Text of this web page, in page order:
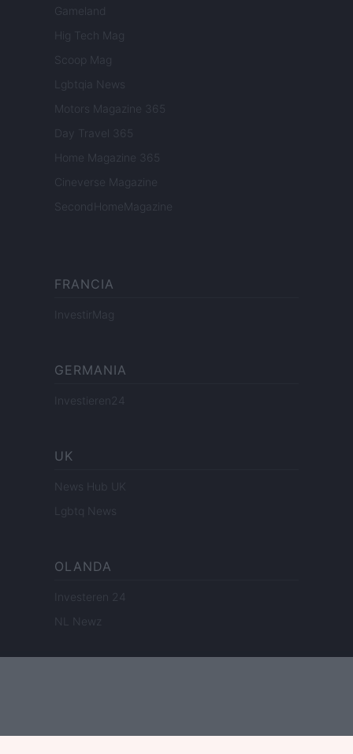
Gameland
Hig Tech Mag
Scoop Mag
Lgbtqia News
Motors Magazine 365
Day Travel 365
Home Magazine 365
Cineverse Magazine
SecondHomeMagazine
FRANCIA
InvestirMag
GERMANIA
Investieren24
UK
News Hub UK
Lgbtq News
OLANDA
Investeren 24
NL Newz